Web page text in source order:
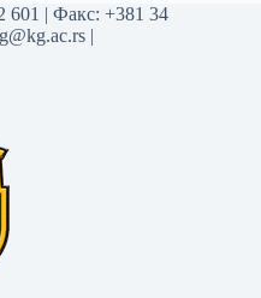
601 | Факс: +381 34
|